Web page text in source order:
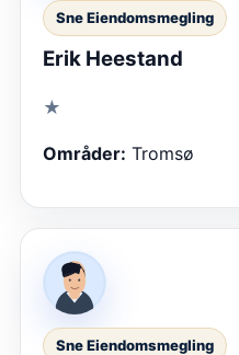
Sne Eiendomsmegling
Erik Heestand
★
Områder: Tromsø
Sne Eiendomsmegling